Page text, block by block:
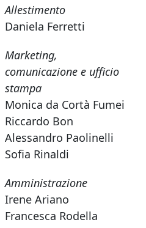
Allestimento
Daniela Ferretti
Marketing,
comunicazione e ufficio
stampa
Monica da Cortà Fumei
Riccardo Bon
Alessandro Paolinelli
Sofia Rinaldi
Amministrazione
Irene Ariano
Francesca Rodella